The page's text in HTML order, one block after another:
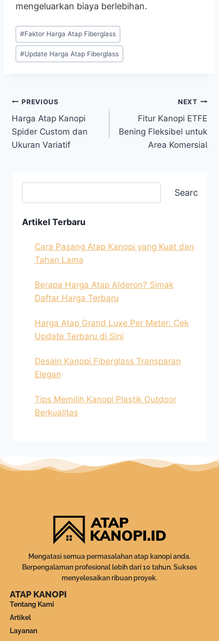
mengeluarkan biaya berlebihan.
#Faktor Harga Atap Fiberglass
#Update Harga Atap Fiberglass
PREVIOUS
Harga Atap Kanopi
Spider Custom dan
Ukuran Variatif
NEXT
Fitur Kanopi ETFE
Bening Fleksibel untuk
Area Komersial
Search
Artikel Terbaru
Cara Pasang Atap Kanopi yang Kuat dan
Tahan Lama
Berapa Harga Atap Alderon? Simak
Daftar Harga Terbaru
Harga Atap Grand Luxe Per Meter: Cek
Update Terbaru di Sini
Desain Kanopi Fiberglass Transparan
Elegan
Tips Memilih Kanopi Plastik Outdoor
Berkualitas
Mengatasi semua permasalahan atap kanopi anda.
Berpengalaman profesional lebih dari 10 tahun. Sukses
menyelesaikan ribuan proyek.
ATAP KANOPI
Tentang Kami
Artikel
Layanan